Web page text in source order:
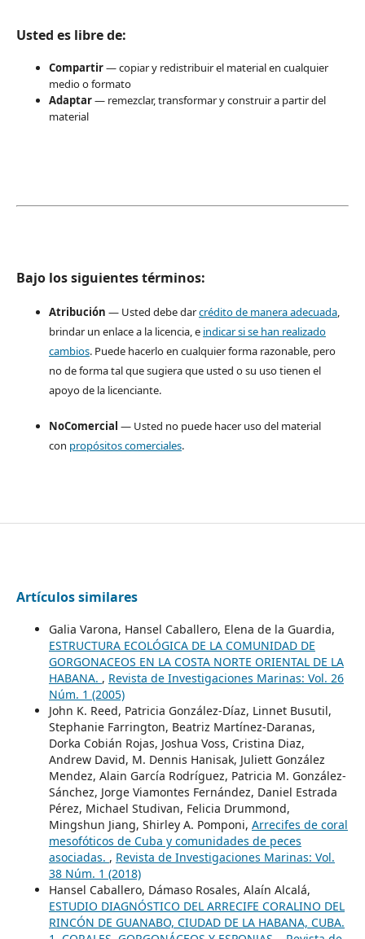
Usted es libre de:
Compartir— copiar y redistribuir el material en cualquier
medio o formato
Adaptar— remezclar, transformar y construir a partir del
material
Bajo los siguientes términos:
Atribución — Usted debe darcrédito de manera adecuada,
brindar un enlace a la licencia, e indicar si se han realizado
cambios. Puede hacerlo en cualquier forma razonable, pero
no de forma tal que sugiera que usted o su uso tienen el
apoyo de la licenciante.
NoComercial — Usted no puede hacer uso del material
con propósitos comerciales.
Artículos similares
Galia Varona, Hansel Caballero, Elena de la Guardia,
ESTRUCTURA ECOLÓGICA DE LA COMUNIDAD DE
GORGONACEOS EN LA COSTA NORTE ORIENTAL DE LA
HABANA. , Revista de Investigaciones Marinas: Vol. 26
Núm. 1 (2005)
John K. Reed, Patricia González-Díaz, Linnet Busutil,
Stephanie Farrington, Beatriz Martínez-Daranas,
Dorka Cobián Rojas, Joshua Voss, Cristina Diaz,
Andrew David, M. Dennis Hanisak, Juliett González
Mendez, Alain García Rodríguez, Patricia M. González-
Sánchez, Jorge Viamontes Fernández, Daniel Estrada
Pérez, Michael Studivan, Felicia Drummond,
Mingshun Jiang, Shirley A. Pomponi, Arrecifes de coral
mesofóticos de Cuba y comunidades de peces
asociadas. , Revista de Investigaciones Marinas: Vol.
38 Núm. 1 (2018)
Hansel Caballero, Dámaso Rosales, Alaín Alcalá,
ESTUDIO DIAGNÓSTICO DEL ARRECIFE CORALINO DEL
RINCÓN DE GUANABO, CIUDAD DE LA HABANA, CUBA.